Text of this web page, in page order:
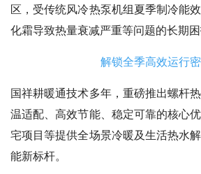
区，受传统风冷热泵机组夏季制冷能
化霜导致热量衰减严重等问题的长期困
解锁全季高效运行
国祥耕暖通技术多年，重磅推出螺杆
温适配、高效节能、稳定可靠的核心
宅项目等提供全场景冷暖及生活热水
能新标杆。